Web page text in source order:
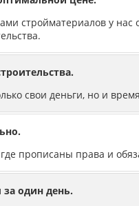
стройматериалов у нас
свои деньги, но и
прописаны права и
один день.